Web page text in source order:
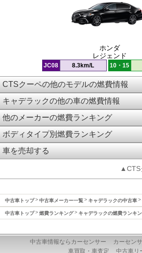
ホンダ
レジェンド
JC08 8.3km/L 10・15
CTSクーペの他のモデルの燃費情報
キャデラックの他の車の燃費情報
他のメーカーの燃費ランキング
ボディタイプ別燃費ランキング
車を売却する
▲CTS
中古車トップ 中古車メーカー一覧 キャデラックの中古車
中古車トップ 燃費ランキング キャデラックの燃費ランキ
中古車情報ならカーセンサー
カーセン
車買取・車査定
中古車リ